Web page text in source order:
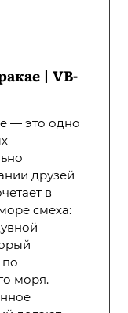
| VB-
— это одно
друзей
в
смеха:
по
моря.